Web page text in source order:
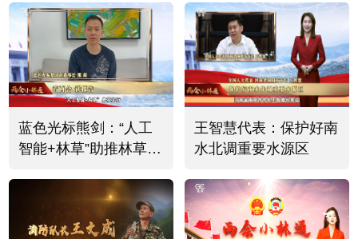
色发展
蓝色光标熊剑：“人工
智能+林草”助推林草事
王智慧代表：保护好南
水北调重要水源区